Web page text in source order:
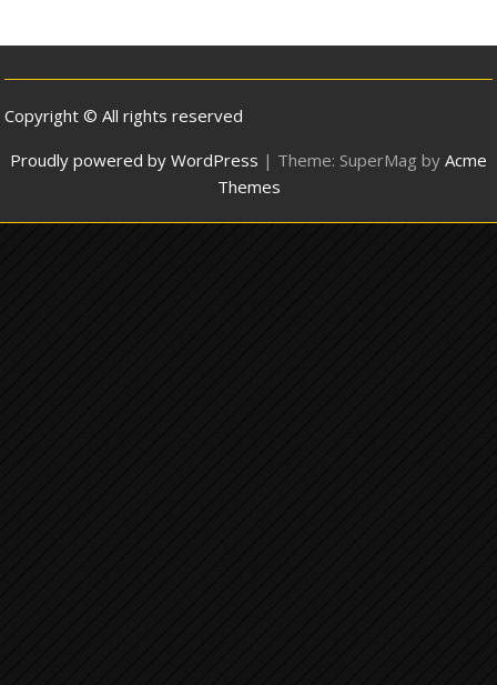
Copyright © All rights reserved
Proudly powered by WordPress | Theme: SuperMag by Acme
Themes